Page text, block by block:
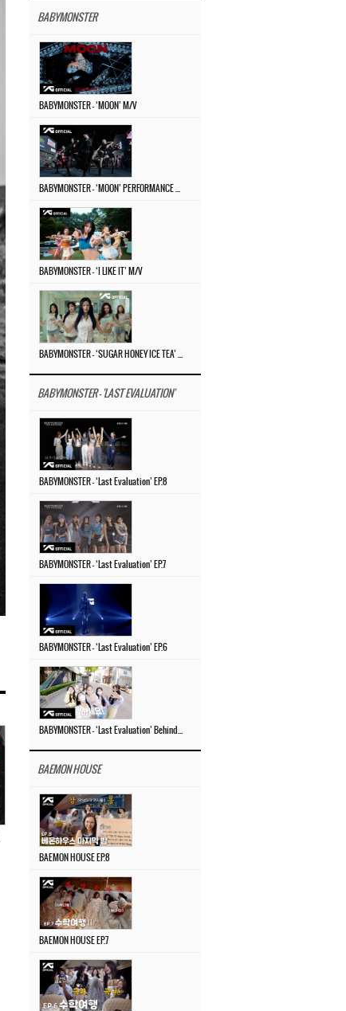
BABYMONSTER
BABYMONSTER – ‘MOON’ M/V
BABYMONSTER – ‘I LIKE IT’ M/V
BABYMONSTER - 'LAST EVALUATION'
BABYMONSTER – ‘Last Evaluation’ EP.8
BABYMONSTER – ‘Last Evaluation’ EP.7
BABYMONSTER – ‘Last Evaluation’ EP.6
BAEMON HOUSE
BAEMON HOUSE EP.8
BAEMON HOUSE EP.7